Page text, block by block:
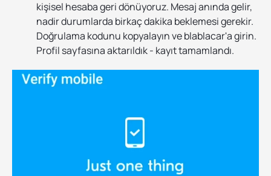
kişisel hesaba geri dönüyoruz. Mesaj anında gelir,
nadir durumlarda birkaç dakika beklemesi gerekir.
Doğrulama kodunu kopyalayın ve blablacar'a girin.
Profil sayfasına aktarıldık - kayıt tamamlandı.